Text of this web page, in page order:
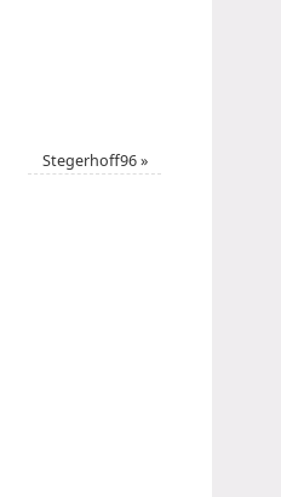
Stegerhoff96»